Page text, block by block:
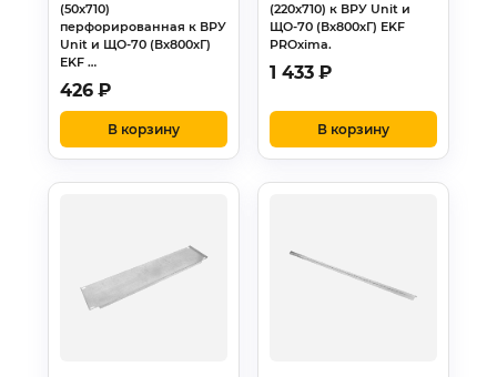
(50x710)
перфорированная к ВРУ
Unit и ЩО-70 (Вх800хГ)
EKF …
426 ₽
В корзину
(220x710) к ВРУ Unit и
ЩО-70 (Вх800хГ) EKF
PROxima.
1 433 ₽
В корзину